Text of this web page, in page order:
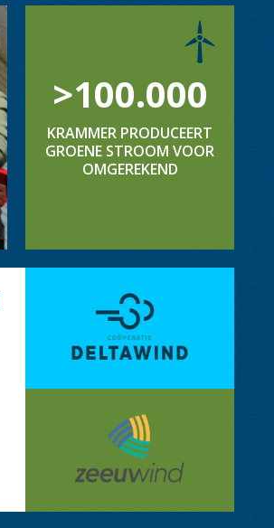
>100.000
KRAMMER PRODUCEERT
GROENE STROOM VOOR
OMGEREKEND